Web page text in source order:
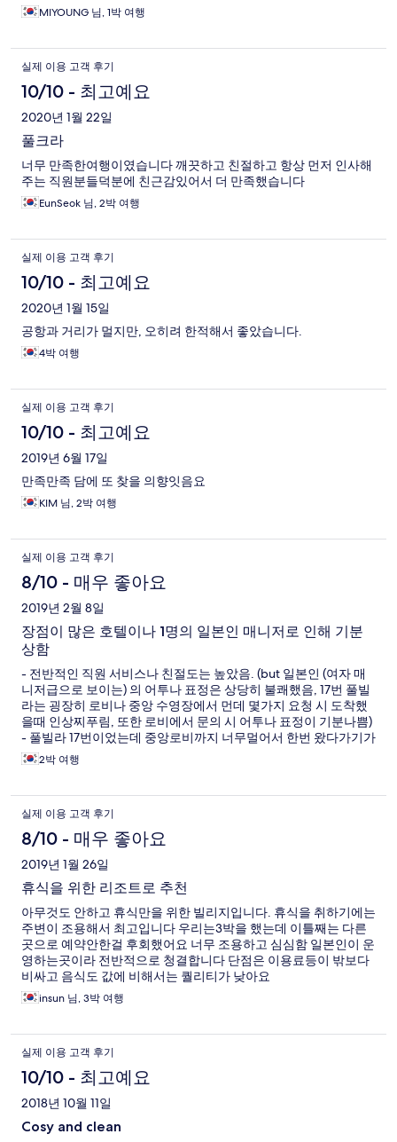
MIYOUNG 님, 1박 여행
실제 이용 고객 후기
10/10 - 최고예요
2020년 1월 22일
풀크라
너무 만족한여행이였습니다 깨끗하고 친절하고 항상 먼저 인사해
주는 직원분들덕분에 친근감있어서 더 만족했습니다
EunSeok 님, 2박 여행
실제 이용 고객 후기
10/10 - 최고예요
2020년 1월 15일
공항과 거리가 멀지만, 오히려 한적해서 좋았습니다.
4박 여행
실제 이용 고객 후기
10/10 - 최고예요
2019년 6월 17일
만족만족 담에 또 찾을 의향잇음요
KIM 님, 2박 여행
실제 이용 고객 후기
8/10 - 매우 좋아요
2019년 2월 8일
장점이 많은 호텔이나 1명의 일본인 매니저로 인해 기분
상함
- 전반적인 직원 서비스나 친절도는 높았음. (but 일본인 (여자 매
니저급으로 보이는) 의 어투나 표정은 상당히 불쾌했음, 17번 풀빌
라는 굉장히 로비나 중앙 수영장에서 먼데 몇가지 요청 시 도착했
을때 인상찌푸림, 또한 로비에서 문의 시 어투나 표정이 기분나쁨)
- 풀빌라 17번이었는데 중앙로비까지 너무멀어서 한번 왔다가기가
지침 (뭐하나 놓고 오거나 잠시 다녀올꼐 너무멀어서 별로였음) -
그 외 전반적인 시설 및 그외 직원들의 친절도는 평균 이상임
2박 여행
실제 이용 고객 후기
8/10 - 매우 좋아요
2019년 1월 26일
휴식을 위한 리조트로 추천
아무것도 안하고 휴식만을 위한 빌리지입니다. 휴식을 취하기에는
주변이 조용해서 최고입니다 우리는3박을 했는데 이틀째는 다른
곳으로 예약안한걸 후회했어요 너무 조용하고 심심함 일본인이 운
영하는곳이라 전반적으로 청결합니다 단점은 이용료등이 밖보다
비싸고 음식도 값에 비해서는 퀄리티가 낮아요
insun 님, 3박 여행
실제 이용 고객 후기
10/10 - 최고예요
2018년 10월 11일
Cosy and clean